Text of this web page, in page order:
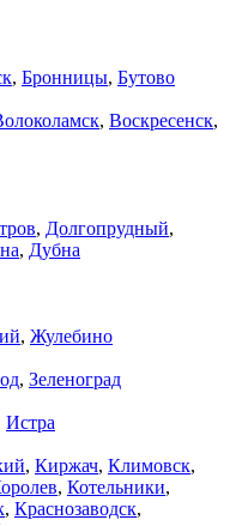
, Бронницы, Бутово
, Воскресенск,
, Долгопрудный,
, Дубна
, Жулебино
, Зеленоград
Истра
, Киржач, Климовск,
, Котельники,
, Краснозаводск,